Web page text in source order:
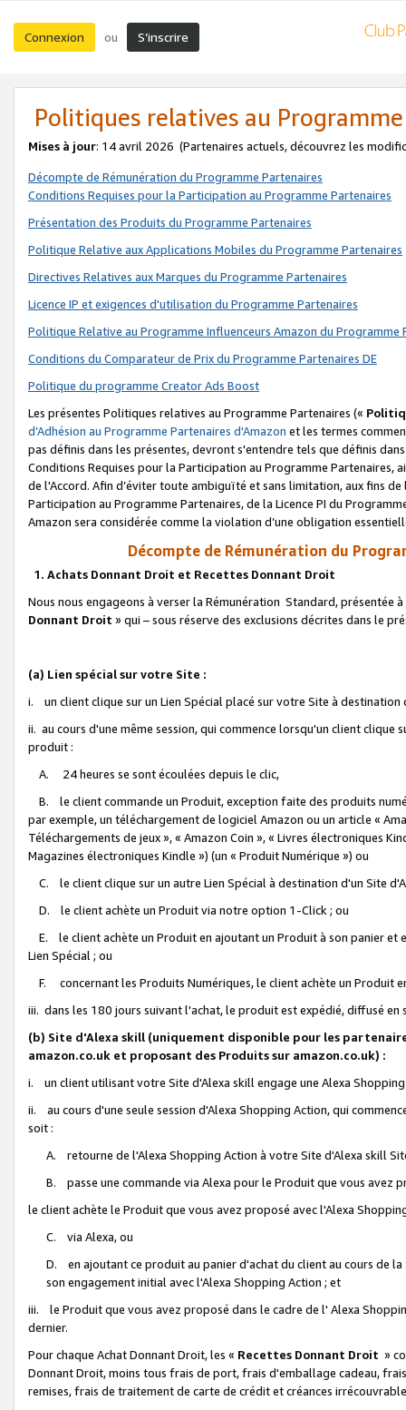
Connexion ou S’inscrire
Politiques relatives au
Mises à jour: 14 avril 2026 (Partenaires actuels, découvrez les
Décompte de Rémunération du Programme Partenaires
Conditions Requises pour la Participation au Programme Partenaires
Présentation des Produits du Programme Partenaires
Politique Relative aux Applications Mobiles du Programme Partenaires
Directives Relatives aux Marques du Programme Partenaires
Licence IP et exigences d'utilisation du Programme Partenaires
Politique Relative au Programme Influenceurs Amazon du Programme
Conditions du Comparateur de Prix du Programme Partenaires DE
Politique du programme Creator Ads Boost
Les présentes Politiques relatives au Programme Partenaires («
d’Adhésion au Programme Partenaires d'Amazon et les termes
pas définis dans les présentes, devront s'entendre tels que définis
Conditions Requises pour la Participation au Programme Partenaires,
de l'Accord. Afin d’éviter toute ambiguïté et sans limitation, aux fins
Participation au Programme Partenaires, de la Licence PI du
Amazon sera considérée comme la violation d’une obligation
Décompte de Rémunération du
1. Achats Donnant Droit et Recettes Donnant Droit
Nous nous engageons à verser la Rémunération Standard, présentée
Donnant Droit » qui – sous réserve des exclusions décrites dans le
(a) Lien spécial sur votre Site :
i. un client clique sur un Lien Spécial placé sur votre Site à destination
ii. au cours d'une même session, qui commence lorsqu'un client
produit :
A. 24 heures se sont écoulées depuis le clic,
B. le client commande un Produit, exception faite des produits
par exemple, un téléchargement de logiciel Amazon ou un article «
Téléchargements de jeux », « Amazon Coin », « Livres électroniques
Magazines électroniques Kindle ») (un « Produit Numérique ») ou
C. le client clique sur un autre Lien Spécial à destination d'un Site
D. le client achète un Produit via notre option 1-Click ; ou
E. le client achète un Produit en ajoutant un Produit à son panier et
Lien Spécial ; ou
F. concernant les Produits Numériques, le client achète un Produit
iii. dans les 180 jours suivant l'achat, le produit est expédié, diffusé
(b) Site d'Alexa skill (uniquement disponible pour les
amazon.co.uk et proposant des Produits sur amazon.co.uk) :
i. un client utilisant votre Site d'Alexa skill engage une Alexa
ii. au cours d'une seule session d'Alexa Shopping Action, qui
soit :
A. retourne de l'Alexa Shopping Action à votre Site d'Alexa skill
B. passe une commande via Alexa pour le Produit que vous avez
le client achète le Produit que vous avez proposé avec l'Alexa
C. via Alexa, ou
D. en ajoutant ce produit au panier d'achat du client au cours de
son engagement initial avec l'Alexa Shopping Action ; et
iii. le Produit que vous avez proposé dans le cadre de l' Alexa
dernier.
Pour chaque Achat Donnant Droit, les « Recettes Donnant Droit »
Donnant Droit, moins tous frais de port, frais d'emballage cadeau,
remises, frais de traitement de carte de crédit et créances